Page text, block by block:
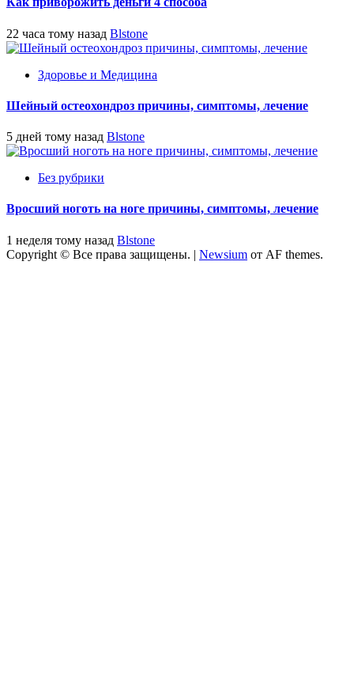
22 часа тому назад Blstone
Здоровье и Медицина
Шейный остеохондроз причины, симптомы, лечение
5 дней тому назад Blstone
Без рубрики
Вросший ноготь на ноге причины, симптомы, лечение
1 неделя тому назад Blstone
Copyright © Все права защищены. | Newsium от AF themes.